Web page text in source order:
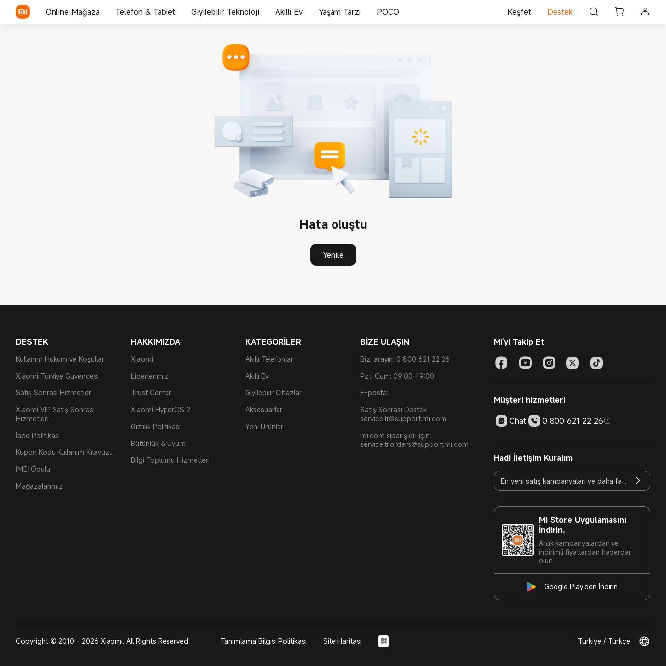
Online Mağaza Telefon & Tablet Giyilebilir Teknoloji Akıllı Ev Yaşam Tarzı POCO Keşfet Destek
Hata oluştu
Yenile
DESTEK
Kullanım Hüküm ve Koşulları
Xiaomi Türkiye Güvencesi
Satış Sonrası Hizmetler
Xiaomi VIP Satış Sonrası
Hizmetleri
İade Politikası
Kupon Kodu Kullanım Kılavuzu
İMEİ Ödülü
Mağazalarımız
HAKKIMIZDA
Xiaomi
Liderlerimiz
Trust Center
Xiaomi HyperOS 2
Gizlilik Politikası
Bütünlük & Uyum
Bilgi Toplumu Hizmetleri
KATEGORİLER
Akıllı Telefonlar
Akıllı Ev
Giyilebilir Cihazlar
Aksesuarlar
Yeni Ürünler
BİZE ULAŞIN
Bizi arayın: 0 800 621 22 26
Pzt-Cum: 09:00-19:00
E-posta:
Satış Sonrası Destek
service.tr@support.mi.com
mi.com siparişleri için:
service.tr.orders@support.mi.com
Mi'yi Takip Et
Müşteri hizmetleri
Chat
0 800 621 22 26
Hadi İletişim Kuralım
Mi Store Uygulamasını
İndirin.
Anlık kampanyalardan ve
indirimli fiyatlardan haberdar
olun.
Google Play'den İndirin
Copyright © 2010 - 2026 Xiaomi. All Rights Reserved Tanımlama Bilgisi Politikası Site Haritası Türkiye / Türkçe